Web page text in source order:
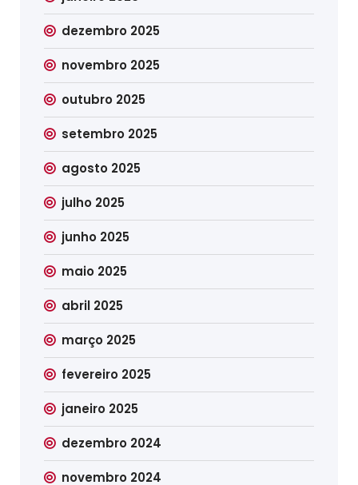
dezembro 2025
novembro 2025
outubro 2025
setembro 2025
agosto 2025
julho 2025
junho 2025
maio 2025
abril 2025
março 2025
fevereiro 2025
janeiro 2025
dezembro 2024
novembro 2024